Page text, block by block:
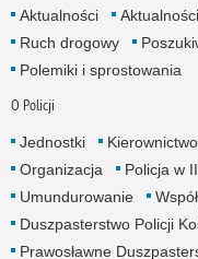
Aktualności
Ruch drogowy
Polemiki i sprostowania
O Policji
Jednostki Kierownictwo
Organizacja
Policja w
Umundurowanie
Duszpasterstwo Policji
Prawosławne